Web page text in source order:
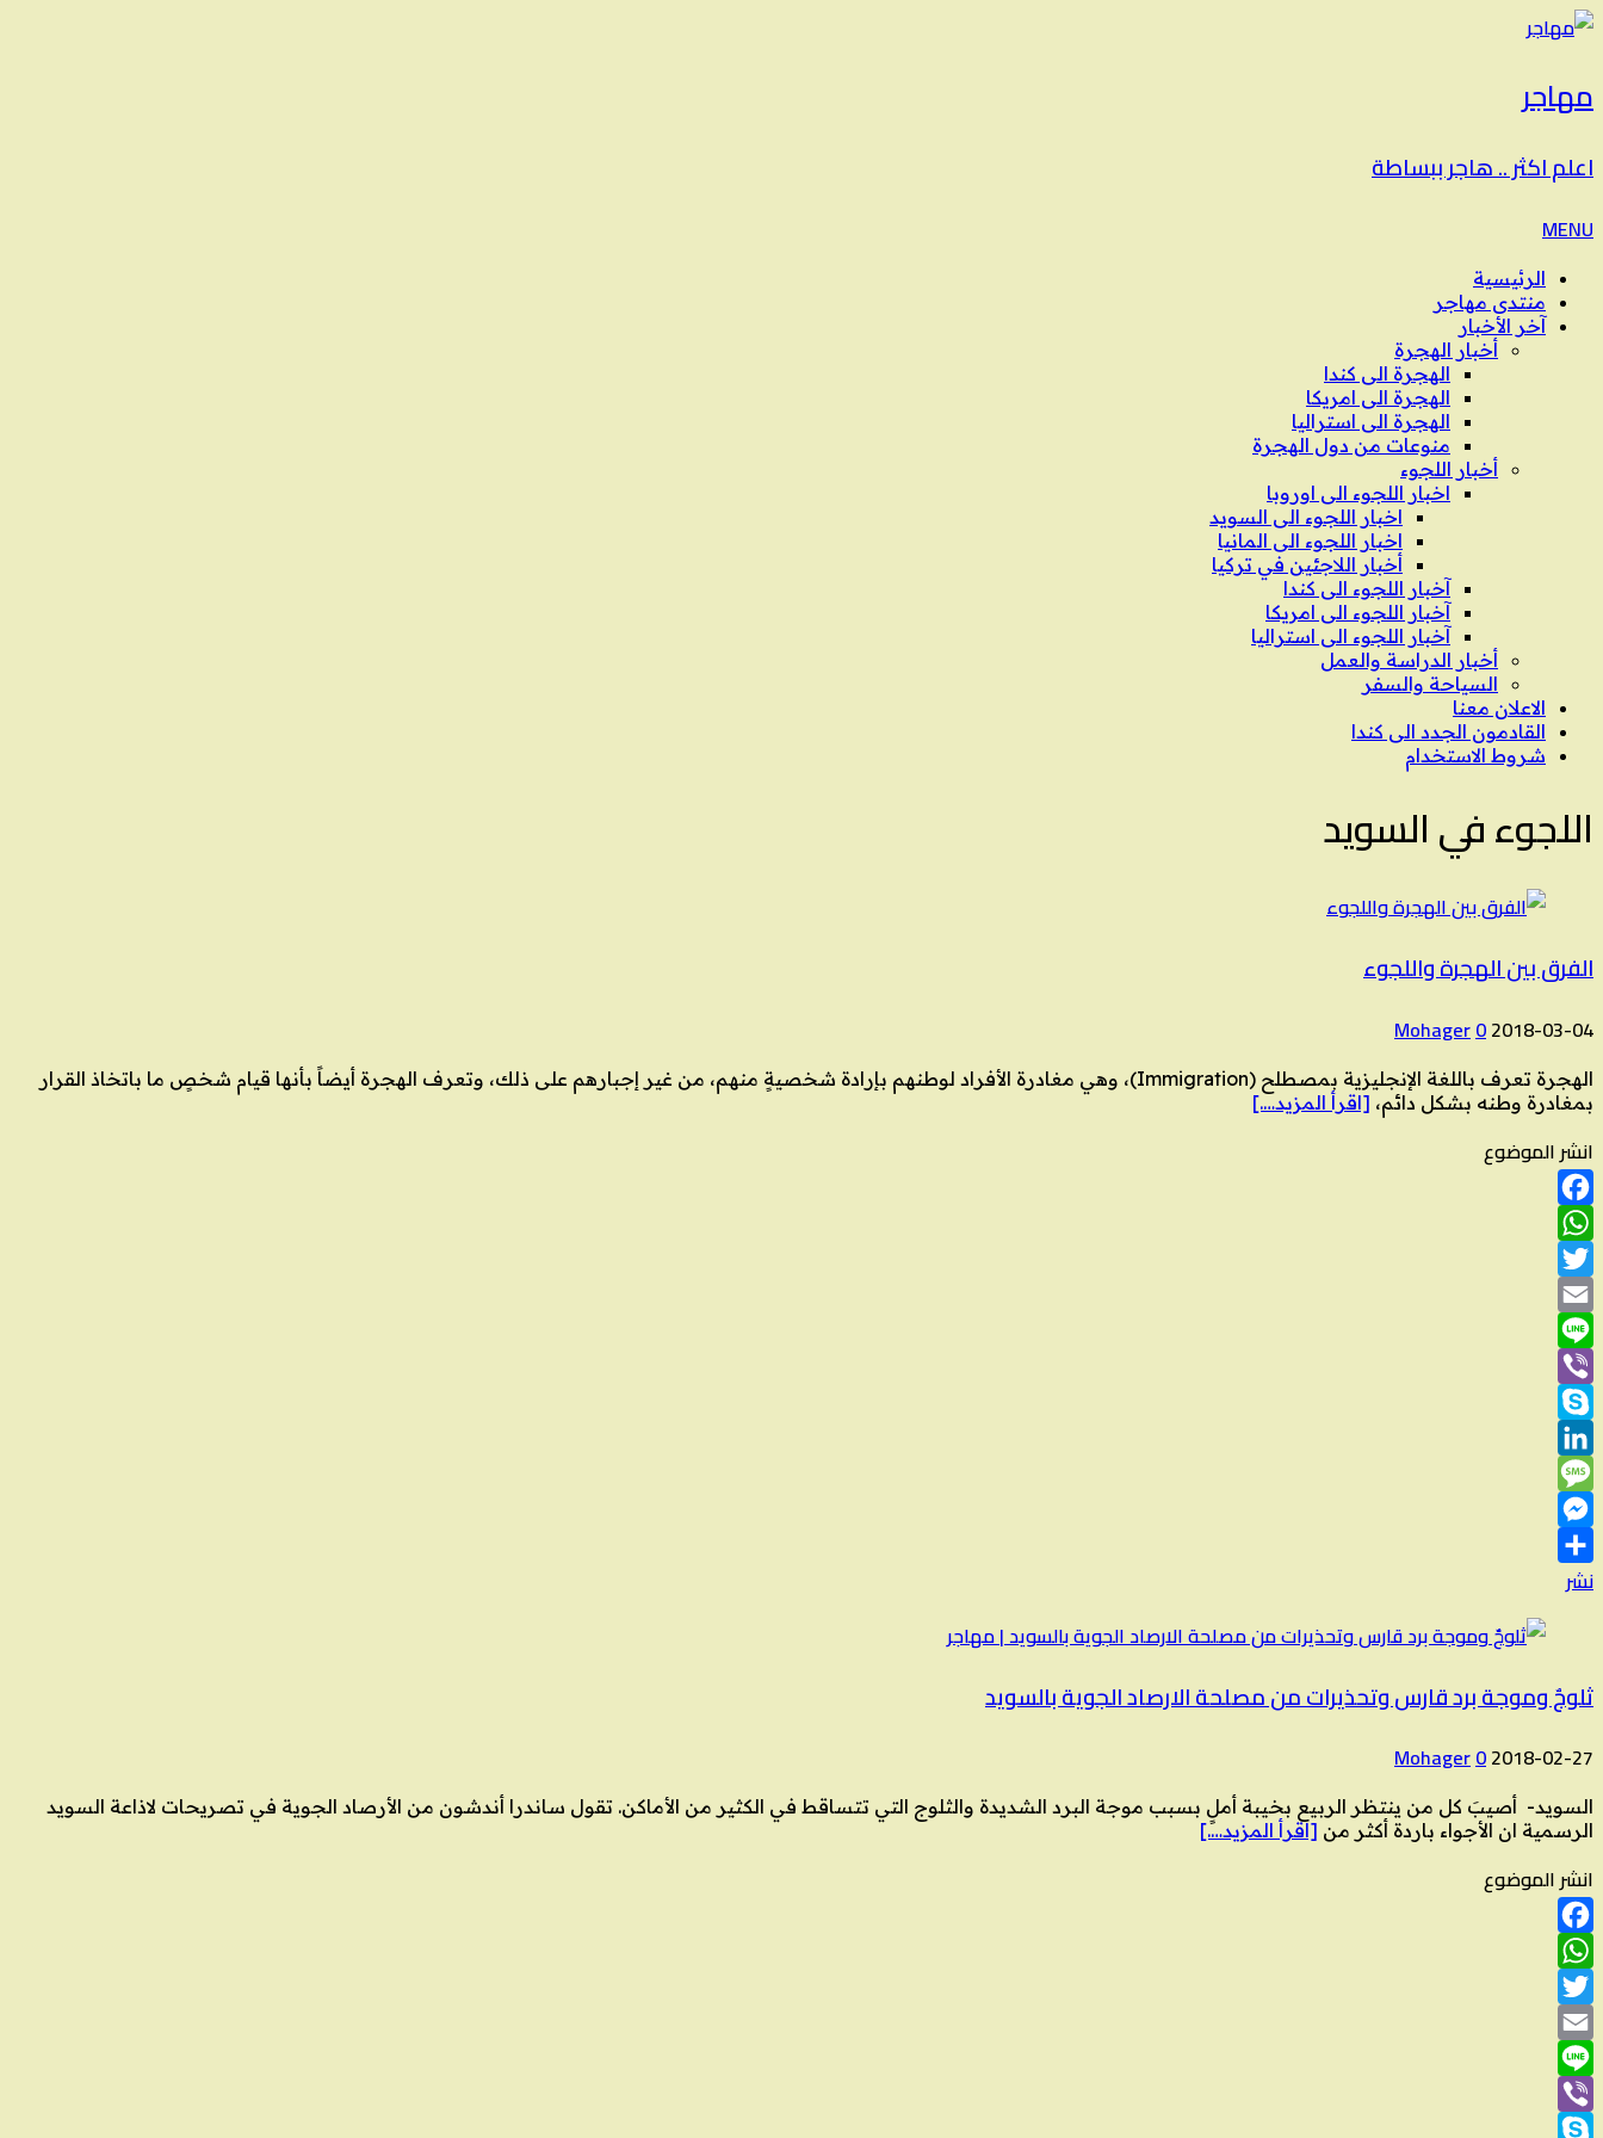
مهاجر
اعلم اكثر .. هاجر ببساطة
MENU
الرئيسية
منتدى مهاجر
آخر الأخبار
أخبار الهجرة
الهجرة الى كندا
الهجرة الى امريكا
الهجرة الى استراليا
منوعات من دول الهجرة
أخبار اللجوء
اخبار اللجوء الى اوروبا
اخبار اللجوء الى السويد
اخبار اللجوء الى المانيا
أخبار اللاجئين في تركيا
آخبار اللجوء الى كندا
آخبار اللجوء الى امريكا
آخبار اللجوء الى استراليا
أخبار الدراسة والعمل
السياحة والسفر
الاعلان معنا
القادمون الجدد الى كندا
شروط الاستخدام
اللجوء في السويد
الفرق بين الهجرة واللجوء
2018-03-04
Mohager0
الهجرة تعرف باللغة الإنجليزية بمصطلح (Immigration)، وهي مغادرة الأفراد لوطنهم بإرادة شخصيةٍ منهم، من غير إجبارهم على ذلك، وتعرف الهجرة أيضاً بأنها قيام شخصٍ ما باتخاذ القرار
بمغادرة وطنه بشكل دائم، [اقرأ المزيد….]
انشر الموضوع
Facebook
WhatsApp
Twitter
Email
Line
Viber
Skype
LinkedIn
Message
Messenger
نشر
ثلوجٌ وموجة برد قارس وتحذيرات من مصلحة الارصاد الجوية بالسويد
2018-02-27
Mohager0
السويد- أصيبَ كل من ينتظر الربيع بخيبة أملٍ بسبب موجة البرد الشديدة والثلوج التي تتساقط في الكثير من الأماكن. تقول ساندرا أندشون من الأرصاد الجوية في تصريحات لاذاعة السويد
الرسمية ان الأجواء باردة أكثر من [اقرأ المزيد….]
انشر الموضوع
Facebook
WhatsApp
Twitter
Email
Line
Viber